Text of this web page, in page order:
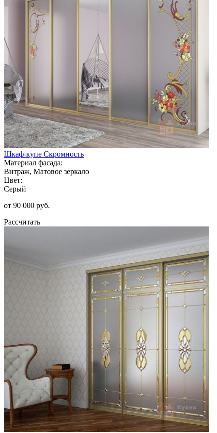
Шкаф-купе Скромность
Материал фасада:
Витраж, Матовое зеркало
Цвет:
Серый
от 90 000 руб.
Рассчитать